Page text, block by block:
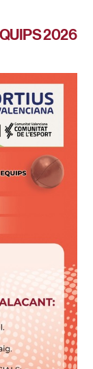
2026